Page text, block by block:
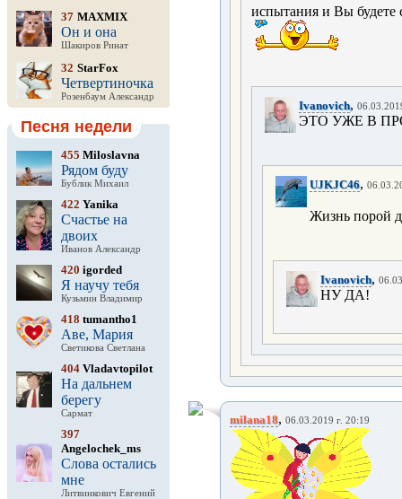
37 MAXMIX
Он и она
Шакиров Ринат
32 StarFox
Четвертиночка
Розенбаум Александр
Песня недели
455 Miloslavna
Рядом буду
Бублик Михаил
422 Yanika
Счастье на
двоих
Иванов Александр
420 igorded
Я научу тебя
Кузьмин Владимир
418 tumantho1
Аве, Мария
Светикова Светлана
404 Vladavtopilot
На дальнем
берегу
Сармат
397
Angelochek_ms
Слова остались
мне
Литвинкович Евгений
испытания и Вы будете
Ivanovich,
ЭТО УЖЕ В
UJKJC46,
Жизнь порой
Ivanovich,
НУ ДА!
milana18, 06.03.2019 г. 20:19